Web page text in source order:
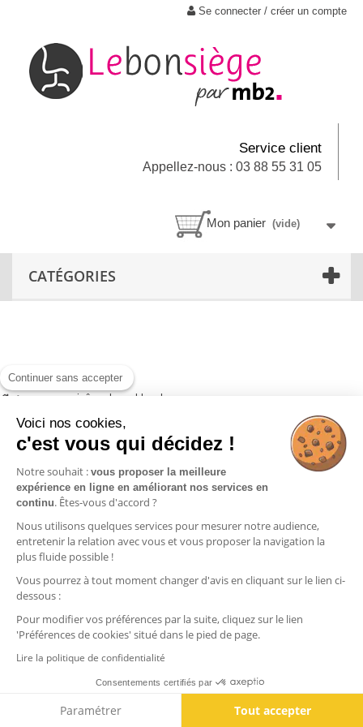
Se connecter / créer un compte
Service client
Appellez-nous : 03 88 55 31 05
Mon panier (vide)
CATÉGORIES
> sans surpiqûre - base blanche
Informations
Commandes
Nos produits
Contactez-nous
Continuer sans accepter
Voici nos cookies,
c'est vous qui décidez !
Notre souhait : vous proposer la meilleure
expérience en ligne en améliorant nos services en
continu. Êtes-vous d'accord ?
Nous utilisons quelques services pour mesurer notre audience,
entretenir la relation avec vous et vous proposer la navigation la
plus fluide possible !
Vous pourrez à tout moment changer d'avis en cliquant sur le lien ci-
dessous :
Pour modifier vos préférences par la suite, cliquez sur le lien
'Préférences de cookies' situé dans le pied de page.
Lire la politique de confidentialité
Consentements certifiés par
Paramétrer Tout accepter